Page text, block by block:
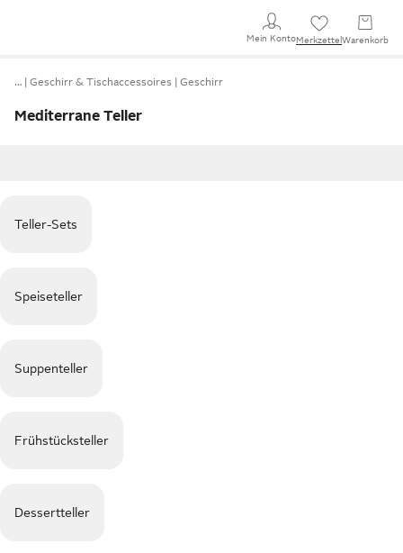
Mein KontoMerkzettel Warenkorb
… Geschirr & Tischaccessoires Geschirr
Mediterrane Teller
Teller-Sets
Speiseteller
Suppenteller
Frühstücksteller
Dessertteller